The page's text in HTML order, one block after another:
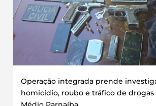
Operação integrada prende
homicídio, roubo e tráfico de